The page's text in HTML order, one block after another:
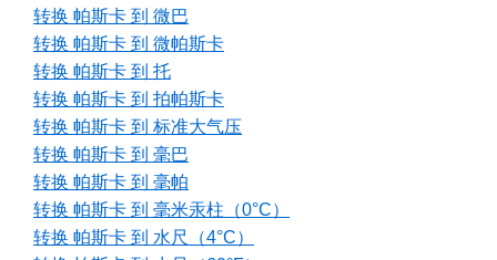
转换 帕斯卡 到 微巴
转换 帕斯卡 到 微帕斯卡
转换 帕斯卡 到 托
转换 帕斯卡 到 拍帕斯卡
转换 帕斯卡 到 标准大气压
转换 帕斯卡 到 毫巴
转换 帕斯卡 到 毫帕
转换 帕斯卡 到 毫米汞柱（0°C）
转换 帕斯卡 到 水尺（4°C）